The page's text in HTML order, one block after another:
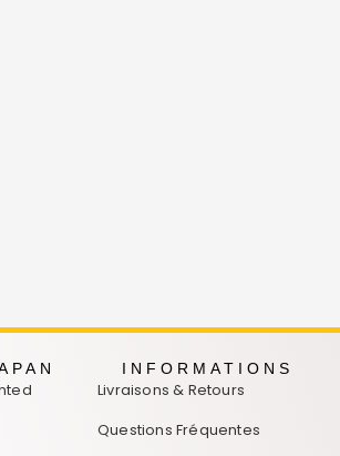
INFORMATIONS
Livraisons & Retours
Questions Fréquentes